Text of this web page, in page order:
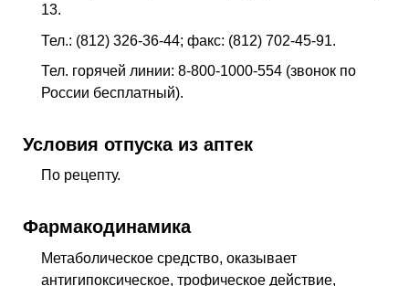
13.
Тел.: (812) 326-36-44; факс: (812) 702-45-91.
Тел. горячей линии: 8-800-1000-554 (звонок по
России бесплатный).
Условия отпуска из аптек
По рецепту.
Фармакодинамика
Метаболическое средство, оказывает
антигипоксическое, трофическое действие,